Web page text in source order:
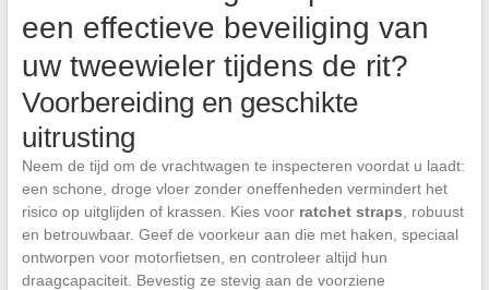
een effectieve beveiliging van
uw tweewieler tijdens de rit?
Voorbereiding en geschikte
uitrusting
Neem de tijd om de vrachtwagen te inspecteren voordat u laadt:
een schone, droge vloer zonder oneffenheden vermindert het
risico op uitglijden of krassen. Kies voor ratchet straps , robuust
en betrouwbaar. Geef de voorkeur aan die met haken, speciaal
ontworpen voor motorfietsen, en controleer altijd hun
draagcapaciteit. Bevestig ze stevig aan de voorziene